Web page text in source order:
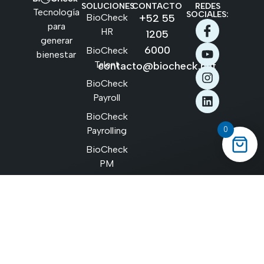
Tecnología
para
generar
bienestar
SOLUCIONES
BioCheck
HR
BioCheck
Talent
BioCheck
Payroll
BioCheck
Payrolling
BioCheck
PM
CONTACTO
+52 55
1205
6000
contacto@biocheck.net
REDES
SOCIALES:
0